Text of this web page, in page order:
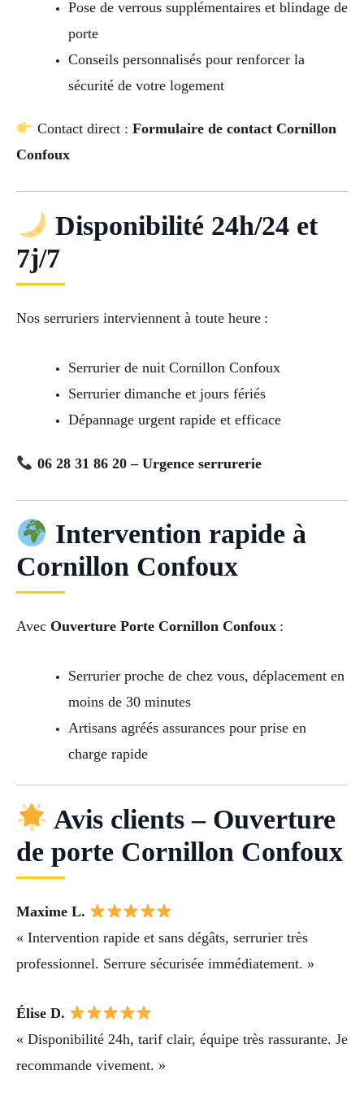
Pose de verrous supplémentaires et blindage de
porte
Conseils personnalisés pour renforcer la
sécurité de votre logement
Contact direct : Formulaire de contact Cornillon
Confoux
Disponibilité 24h/24 et
7j/7
Nos serruriers interviennent à toute heure :
Serrurier de nuit Cornillon Confoux
Serrurier dimanche et jours fériés
Dépannage urgent rapide et efficace
06 28 31 86 20 – Urgence serrurerie
Intervention rapide à
Cornillon Confoux
Avec Ouverture Porte Cornillon Confoux :
Serrurier proche de chez vous, déplacement en
moins de 30 minutes
Artisans agréés assurances pour prise en
charge rapide
Avis clients – Ouverture
de porte Cornillon Confoux
Maxime L.
« Intervention rapide et sans dégâts, serrurier très
professionnel. Serrure sécurisée immédiatement. »
Élise D.
« Disponibilité 24h, tarif clair, équipe très rassurante. Je
recommande vivement. »